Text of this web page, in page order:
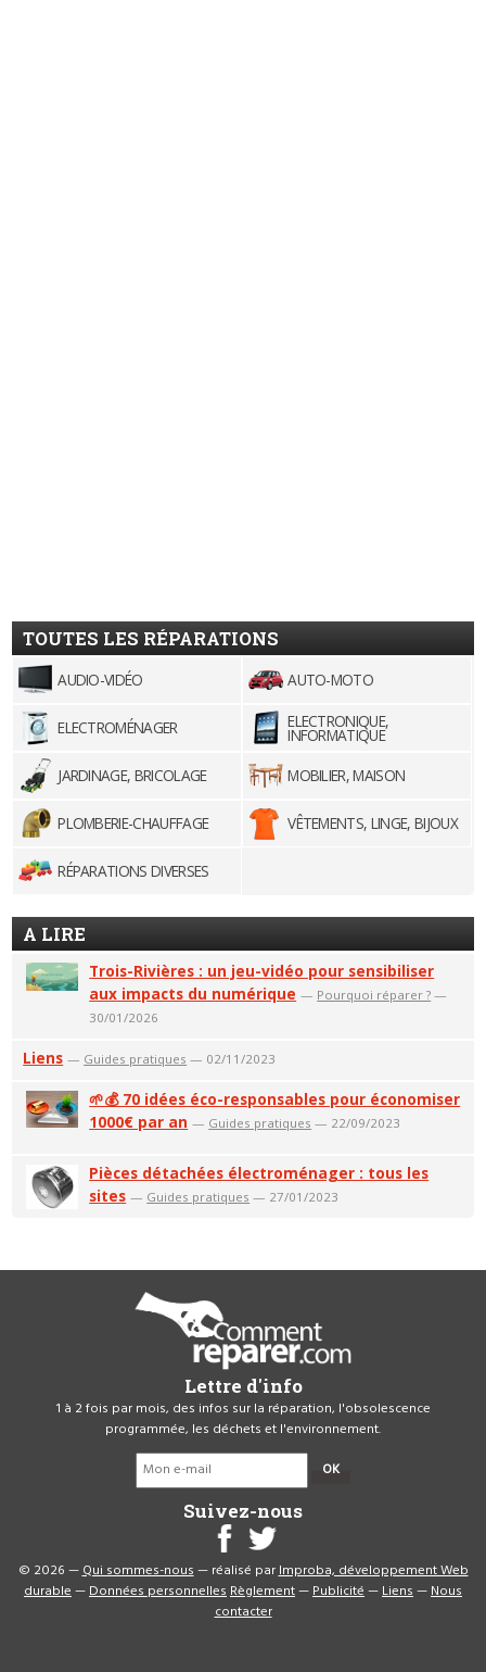
TOUTES LES RÉPARATIONS
AUDIO-VIDÉO AUTO-MOTO
ELECTROMÉNAGER ELECTRONIQUE,
INFORMATIQUE
JARDINAGE, BRICOLAGE
MOBILIER, MAISON
PLOMBERIE-CHAUFFAGE VÊTEMENTS, LINGE, BIJOUX
RÉPARATIONS DIVERSES
A LIRE
Trois-Rivières : un jeu-vidéo pour sensibiliser
aux impacts du numérique — Pourquoi réparer ? —
30/01/2026
Liens — Guides pratiques — 02/11/2023
🌱💰 70 idées éco-responsables pour économiser
1000€ par an — Guides pratiques — 22/09/2023
Pièces détachées électroménager : tous les
sites — Guides pratiques — 27/01/2023
Lettre d'info
1 à 2 fois par mois, des infos sur la réparation, l'obsolescence
programmée, les déchets et l'environnement.
OK
Suivez-nous
© 2026 —Qui sommes-nous— réalisé parImproba, développement Web
durable—Données personnellesRèglement—Publicité—Liens—Nous
contacter